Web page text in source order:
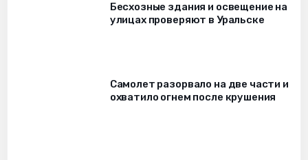
Бесхозные здания и освещение на
улицах проверяют в Уральске
Самолет разорвало на две части и
охватило огнем после крушения